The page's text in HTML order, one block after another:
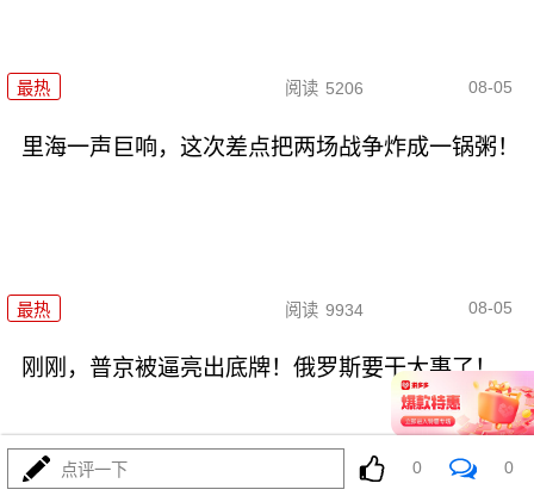
最热 阅读 5206 08-05
里海一声巨响，这次差点把两场战争炸成一锅粥！
最热 阅读 9934 08-05
刚刚，普京被逼亮出底牌！俄罗斯要干大事了！
点评一下 0 0